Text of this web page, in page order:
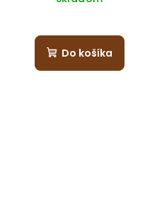
hodnotenie
produktu
Do košíka